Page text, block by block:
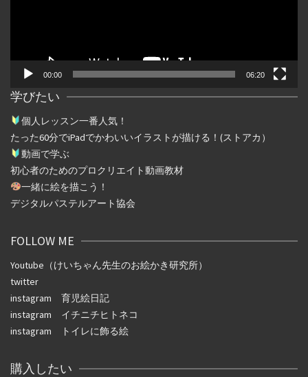
00:00 06:20
学びたい
個人レッスン一番人気！
たった60分でiPadでかわいいイラストが描ける！(ストアカ）
動画で学ぶ
初心者のためのプロクリエイト動画教材
一緒に絵を描こう！
デジタルパステルアート協会
FOLLOW ME
Youtube（けいちゃん先生のお絵かき研究所）
twitter
instagram 育児絵日記
instagram イチニチヒトネコ
instagram トイレに飾る絵
購入したい